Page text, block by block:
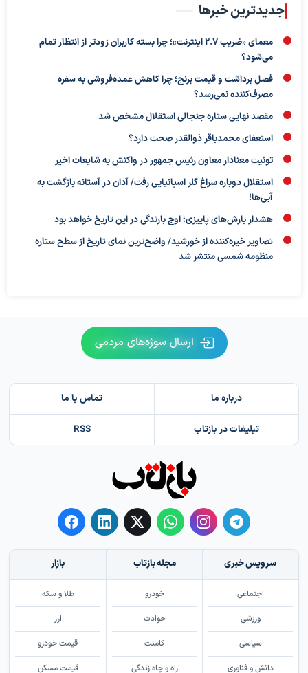
جدیدترین خبرها
معمای «ضریب ۲.۷ اینترنت»؛ چرا بسته کاربران زودتر از انتظار تمام
می‌شود؟
فصل برداشت و قیمت برنج؛ چرا کاهش عمده‌فروشی به سفره
مصرف‌کننده نمی‌رسد؟
مقصد نهایی ستاره جنجالی استقلال مشخص شد
استعفای محمدباقر ذوالقدر صحت دارد؟
توئیت معنادار معاون رئیس جمهور در واکنش به شایعات اخیر
استقلال دوباره سراغ گلر اسپانیایی رفت/ آدان در آستانه بازگشت به
آبی‌ها!
هشدار بارش‌های پاییزی؛ اوج بارندگی در این تاریخ خواهد بود
تصاویر خیره‌کننده از خورشید/ واضح‌ترین نمای تاریخ از سطح ستاره
منظومه شمسی منتشر شد
ارسال سوژه‌های مردمی
درباره ما تماس با ما
تبلیغات در بازتاب RSS
سرویس خبری
اجتماعی
ورزشی
سیاسی
دانش و فناوری
مجله بازتاب
خودرو
حوادث
کامنت
راه و چاه زندگی
بازار
طلا و سکه
ارز
قیمت خودرو
قیمت مسکن